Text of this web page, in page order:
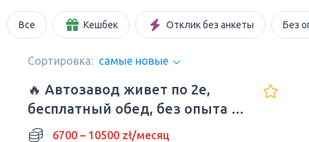
Все Кешбек Отклик без анкеты Без
Сортировка: самые новые
🔥 Автозавод живет по 2е,
бесплатный обед, без опыта и
языка.6700 – 10500 zł/месяц